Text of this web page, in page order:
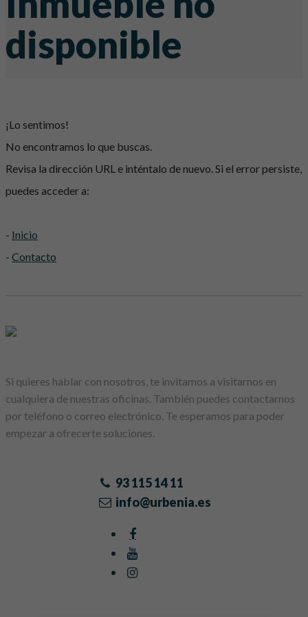
disponible
¡Lo sentimos!
No encontramos lo que buscas.
Revisa la dirección URL e inténtalo de nuevo. Si el error persiste,
puedes acceder a:
- Inicio
- Contacto
93 115 14 11
info@urbenia.es
Si quieres hablar con nosotros, te invitamos a visitarnos en
cualquiera de nuestras oficinas. También puedes contactarnos
por teléfono o correo electrónico. Te esperamos para poder
empezar a ofrecerte soluciones.